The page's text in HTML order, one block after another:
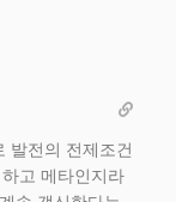
발전의 전제조건
고 메타인지라